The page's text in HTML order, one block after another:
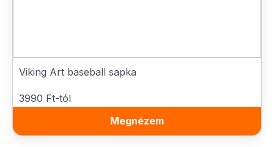
Viking Art baseball sapka
3990 Ft-tól
Megnézem